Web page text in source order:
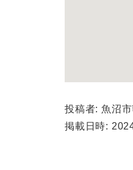
投稿者: 魚沼
掲載日時: